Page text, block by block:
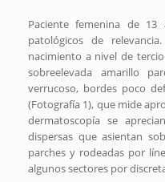
Paciente femenina de
patológicos de
nacimiento a nivel de
sobreelevada amarillo
verrucoso, bordes poco
(Fotografía 1), que mide
dermatoscopía se
dispersas que asientan
parches y rodeadas por
algunos sectores por